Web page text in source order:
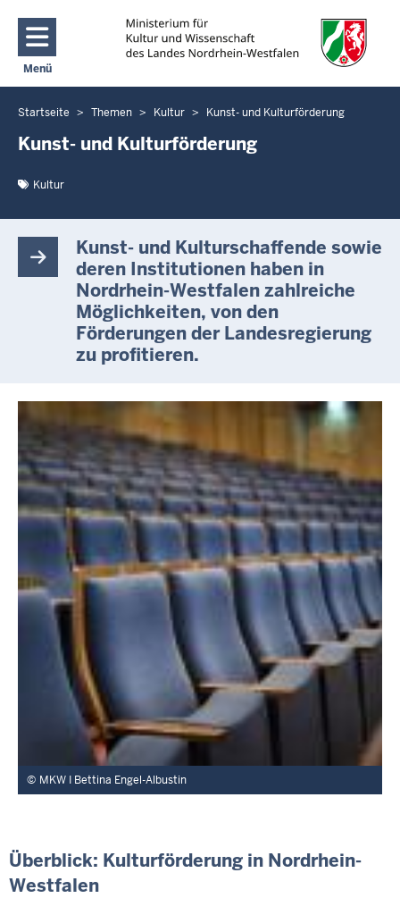
Direkt zum Inhalt
Menü
Navigation aktivieren/deaktivieren: Main Menu
Sie
befinden
hier
Startseite Themen Kultur Kunst- und Kulturförderung
Kunst- und Kulturförderung
Kultur
Kunst- und Kulturschaffende sowie
deren Institutionen haben in
Nordrhein-Westfalen zahlreiche
Möglichkeiten, von den
Förderungen der Landesregierung
zu profitieren.
MKW I Bettina Engel-Albustin
Überblick: Kulturförderung in Nordrhein-
Westfalen